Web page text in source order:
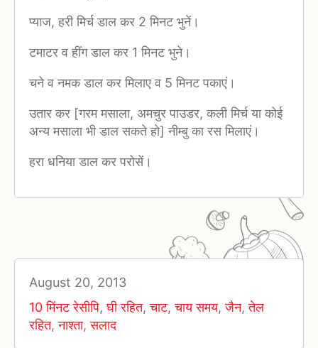
प्याज, हरी मिर्च डाल कर 2 मिनट भुनें।
टमाटर व हींग डाल कर 1 मिनट भुने।
चने व नमक डाल कर मिलाए व 5 मिनट पकाएं।
उतार कर [गरम मसाला, अमचुर पाउडर, कली मिर्च या कोई
अन्य मसाला भी डाल सकते हो] नीम्बु का रस मिलाएं।
हरा धनिया डाल कर परोसें।
August 20, 2013
10 मिंनट रेसीपि,घी रहित,चाट,चाय समय,जैन,तेल
रहित,नाश्ता,सलाद